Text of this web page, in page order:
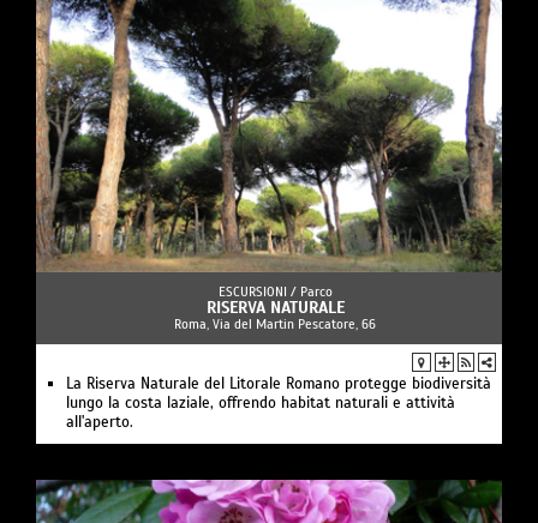
ESCURSIONI / Parco
RISERVA NATURALE
Roma, Via del Martin Pescatore, 66
La Riserva Naturale del Litorale Romano protegge biodiversità
lungo la costa laziale, offrendo habitat naturali e attività
all'aperto.